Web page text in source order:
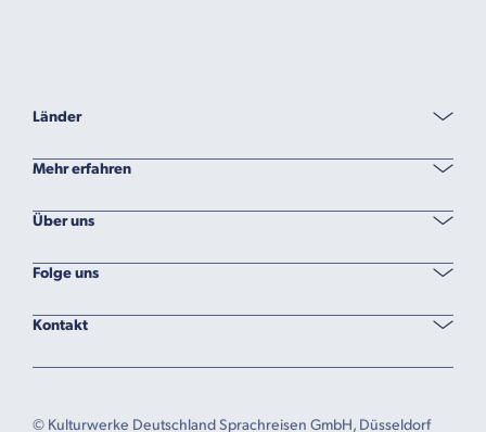
Länder
Mehr erfahren
Über uns
Folge uns
Kontakt
© Kulturwerke Deutschland Sprachreisen GmbH, Düsseldorf